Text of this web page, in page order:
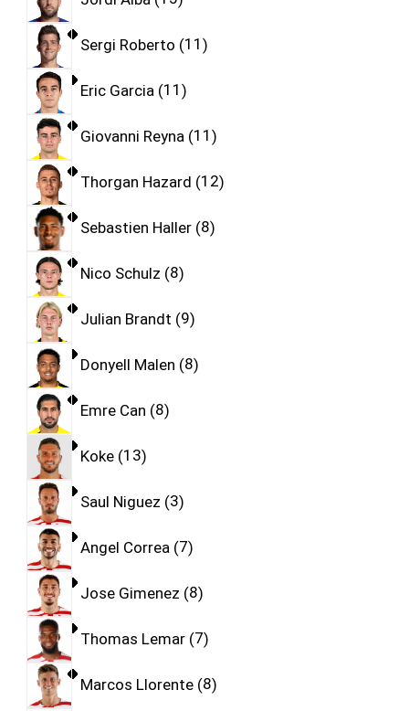
Sergi Roberto 11
Eric Garcia 11
Giovanni Reyna 11
Thorgan Hazard 12
Sebastien Haller 8
Nico Schulz 8
Julian Brandt 9
Donyell Malen 8
Emre Can 8
Koke 13
Saul Niguez 3
Angel Correa 7
Jose Gimenez 8
Thomas Lemar 7
Marcos Llorente 8